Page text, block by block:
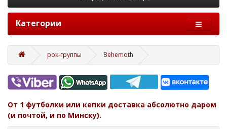
Категории
рок-группы Behemoth
От 1 футболки или кепки доставка абсолютно даром
(и почтой, и по Минску).